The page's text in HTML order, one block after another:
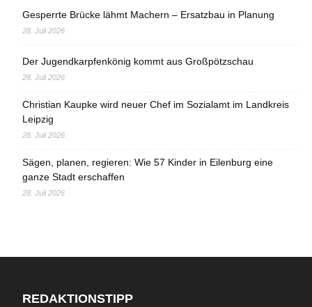
Gesperrte Brücke lähmt Machern – Ersatzbau in Planung
28. Juli 2026
Der Jugendkarpfenkönig kommt aus Großpötzschau
28. Juli 2026
Christian Kaupke wird neuer Chef im Sozialamt im Landkreis
Leipzig
28. Juli 2026
Sägen, planen, regieren: Wie 57 Kinder in Eilenburg eine
ganze Stadt erschaffen
28. Juli 2026
REDAKTIONSTIPP